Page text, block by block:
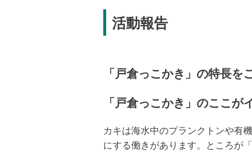
しかし戸倉のカキ漁師たちは、震
たり大胆な改革を行います。それ
こと。実は以前は湾内に所狭しと
密な養殖のために、海の環境が悪
下してしまったのです。
活動報告
「戸倉っこかき」の特長を
「戸倉っこかき」のここが
カキは海水中のプランクトンや有
にする働きがあります。ところが